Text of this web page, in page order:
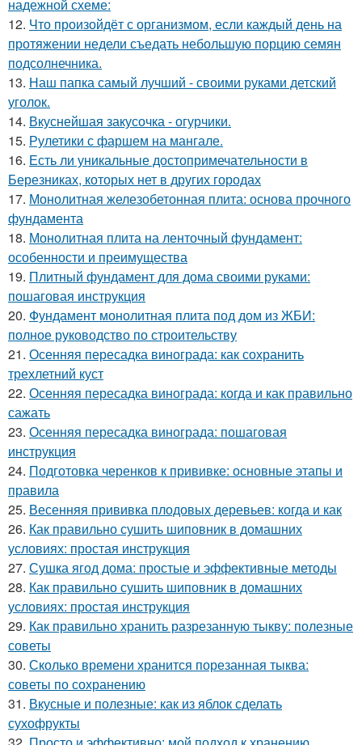
надежной схеме:
12. Что произойдёт с организмом, если каждый день на
протяжении недели съедать небольшую порцию семян
подсолнечника.
13. Наш папка самый лучший - своими руками детский
уголок.
14. Вкуснейшая закусочка - огурчики.
15. Рулетики с фаршем на мангале.
16. Есть ли уникальные достопримечательности в
Березниках, которых нет в других городах
17. Монолитная железобетонная плита: основа прочного
фундамента
18. Монолитная плита на ленточный фундамент:
особенности и преимущества
19. Плитный фундамент для дома своими руками:
пошаговая инструкция
20. Фундамент монолитная плита под дом из ЖБИ:
полное руководство по строительству
21. Осенняя пересадка винограда: как сохранить
трехлетний куст
22. Осенняя пересадка винограда: когда и как правильно
сажать
23. Осенняя пересадка винограда: пошаговая
инструкция
24. Подготовка черенков к прививке: основные этапы и
правила
25. Весенняя прививка плодовых деревьев: когда и как
26. Как правильно сушить шиповник в домашних
условиях: простая инструкция
27. Сушка ягод дома: простые и эффективные методы
28. Как правильно сушить шиповник в домашних
условиях: простая инструкция
29. Как правильно хранить разрезанную тыкву: полезные
советы
30. Сколько времени хранится порезанная тыква:
советы по сохранению
31. Вкусные и полезные: как из яблок сделать
сухофрукты